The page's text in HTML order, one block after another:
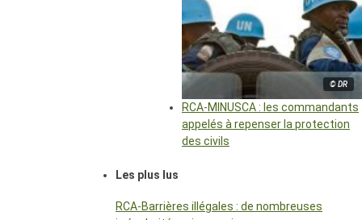
© DR
RCA-MINUSCA : les commandants
appelés à repenser la protection
des civils
Les plus lus
RCA-Barrières illégales : de nombreuses